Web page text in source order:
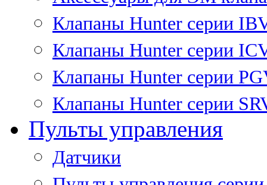
Клапаны Hunter серии
Клапаны Hunter серии
Клапаны Hunter серии
Клапаны Hunter серии
Пульты управления
Датчики